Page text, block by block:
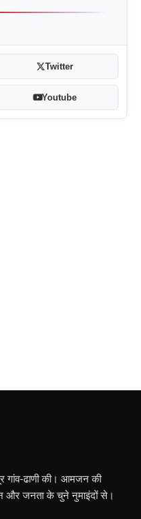
Twitter
Youtube
गांव-ढाणी की। आमजन की
और जनता के चुने नुमाइंदों से।